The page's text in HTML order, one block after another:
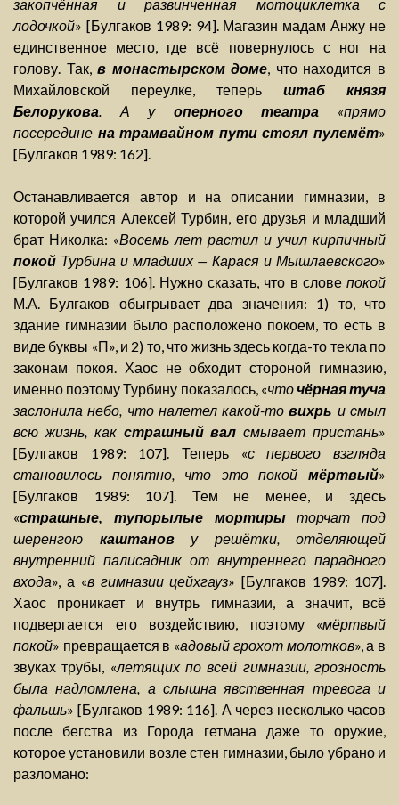
закопчённая и развинченная мотоциклетка с
лодочкой» [Булгаков 1989: 94]. Магазин мадам Анжу не
единственное место, где всё повернулось с ног на
голову. Так,в монастырском доме, что находится в
Михайловской переулке, теперь штаб князя
Белорукова. А у оперного театра «прямо
посередине на трамвайном пути стоял пулемёт»
[Булгаков 1989: 162].
Останавливается автор и на описании гимназии, в
которой учился Алексей Турбин, его друзья и младший
брат Николка: «Восемь лет растил и учил кирпичный
покой Турбина и младших — Карася и Мышлаевского»
[Булгаков 1989: 106]. Нужно сказать, что в слове покой
М.А. Булгаков обыгрывает два значения: 1) то, что
здание гимназии было расположено покоем, то есть в
виде буквы «П», и 2) то, что жизнь здесь когда-то текла по
законам покоя. Хаос не обходит стороной гимназию,
именно поэтому Турбину показалось, «чточёрная туча
заслонила небо, что налетел какой-товихрь и смыл
всю жизнь, как страшный вал смывает пристань»
[Булгаков 1989: 107]. Теперь «с первого взгляда
становилось понятно, что это покой мёртвый»
[Булгаков 1989: 107]. Тем не менее, и здесь
«страшные, тупорылые мортирыторчат под
шеренгою каштанову решётки, отделяющей
внутренний палисадник от внутреннего парадного
входа», а «в гимназии цейхгауз» [Булгаков 1989: 107].
Хаос проникает и внутрь гимназии, а значит, всё
подвергается его воздействию, поэтому «мёртвый
покой» превращается в «адовый грохот молотков», а в
звуках трубы, «летящих по всей гимназии, грозность
была надломлена, а слышна явственная тревога и
фальшь» [Булгаков 1989: 116]. А через несколько часов
после бегства из Города гетмана даже то оружие,
которое установили возле стен гимназии, было убрано и
разломано: